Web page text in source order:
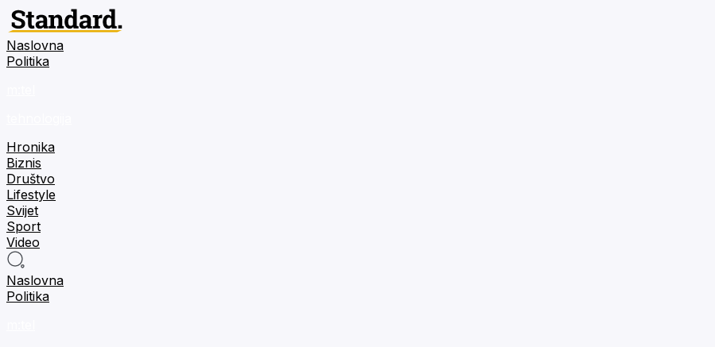
Naslovna
Politika
Hronika
Biznis
Društvo
Lifestyle
Svijet
Sport
Video
Naslovna
Politika